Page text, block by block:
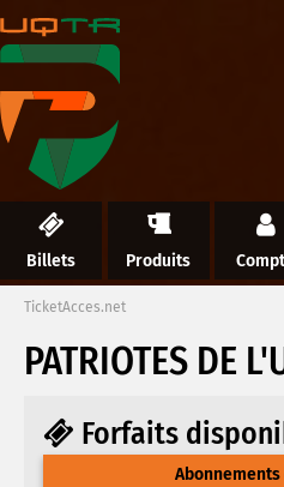
Billets Produits
TicketAcces.net
PATRIOTES DE
Forfaits
Abonnements